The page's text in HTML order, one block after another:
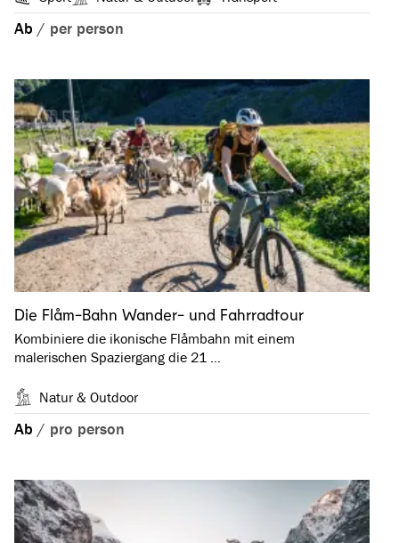
Ab / per person
Die Flåm-Bahn Wander- und Fahrradtour
Kombiniere die ikonische Flåmbahn mit einem
malerischen Spaziergang die 21 …
Natur & Outdoor
Ab / pro person